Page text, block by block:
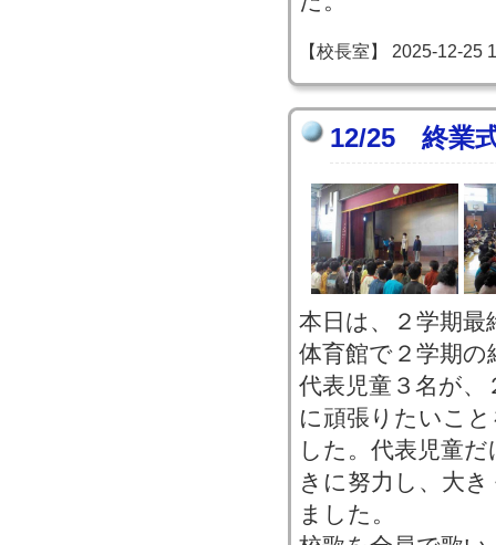
【校長室】 2025-12-25
12/25 終業
本日は、２学期最
体育館で２学期
代表児童３名が、
に頑張りたいこ
した。代表児童
きに努力し、大
ました。